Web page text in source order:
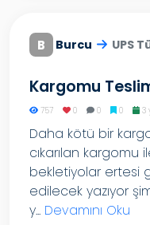
B Burcu UPS
Kargomu
757 0 0 0 3
Daha kötü bir
cıkarılan
bekletiyolar ertesi
edilecek yazıyor
y... Devamını Oku